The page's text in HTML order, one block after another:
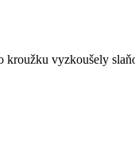
kroužku vyzkoušely